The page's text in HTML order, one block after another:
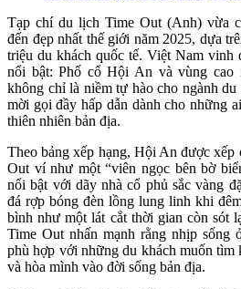
Tạp chí du lịch Time Out (Anh) vừa
đến đẹp nhất thế giới năm 2025, dựa
triệu du khách quốc tế. Việt Nam vinh
nổi bật: Phố cổ Hội An và vùng cao
không chỉ là niềm tự hào cho ngành
mời gọi đầy hấp dẫn dành cho những
thiên nhiên bản địa.
Theo bảng xếp hạng, Hội An được
Out ví như một “viên ngọc bên bờ
nổi bật với dãy nhà cổ phủ sắc vàng
đá rợp bóng đèn lồng lung linh khi
bình như một lát cắt thời gian còn sót
Time Out nhấn mạnh rằng nhịp
phù hợp với những du khách muốn tìm
và hòa mình vào đời sống bản địa.